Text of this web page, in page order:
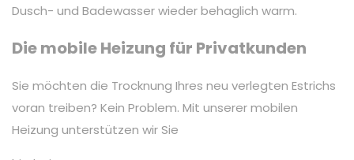
Dusch- und Badewasser wieder behaglich warm.
Die mobile Heizung für Privatkunden
Sie möchten die Trocknung Ihres neu verlegten Estrichs
voran treiben? Kein Problem. Mit unserer mobilen
Heizung unterstützen wir Sie